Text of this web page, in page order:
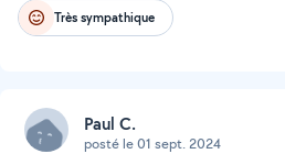
Très sympathique
Paul C.
posté le 01 sept. 2024